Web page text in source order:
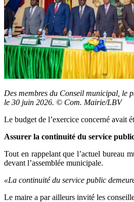
Des membres du Conseil municipal, le
le 30 juin 2026. © Com. Mairie/LBV
Le budget de l’exercice concerné avait
Assurer la continuité du service
Tout en rappelant que l’actuel bureau
devant l’assemblée municipale.
«La continuité du service public
Le maire a par ailleurs invité les